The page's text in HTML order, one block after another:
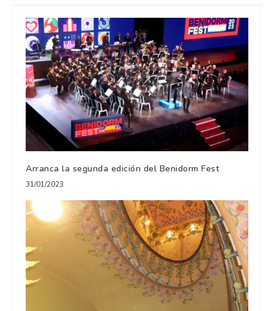
Arranca la segunda edición del Benidorm Fest
31/01/2023